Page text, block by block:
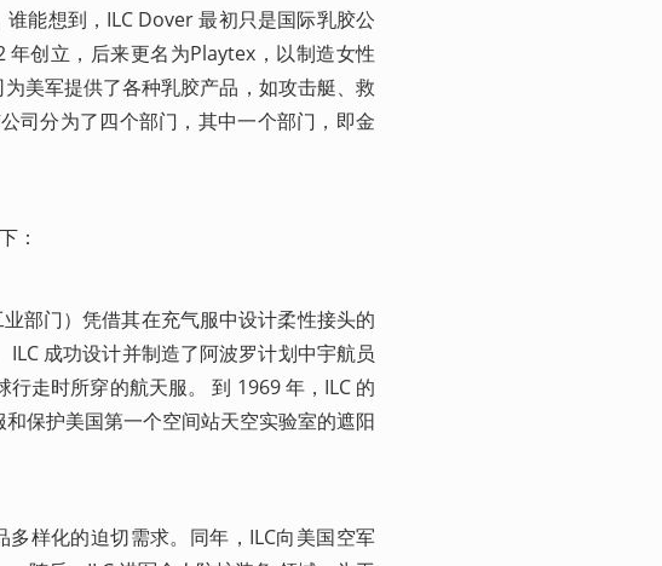
能想到，ILC Dover 最初只是国际乳胶公
创立，后来更名为Playtex，以制造女性
美军提供了各种乳胶产品，如攻击艇、救
司分为了四个部门，其中一个部门，即金
：
部门）凭借其在充气服中设计柔性接头的
成功设计并制造了阿波罗计划中宇航员
走时所穿的航天服。 到 1969 年，ILC 的
保护美国第一个空间站天空实验室的遮阳
多样化的迫切需求。同年，ILC向美国空军